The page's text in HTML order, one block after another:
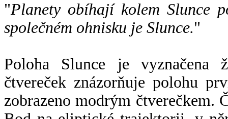
"Planety obíhají kolem Slunce
společném ohnisku je Slunce."
Poloha Slunce je vyznačena
čtvereček znázorňuje polohu
zobrazeno modrým čtverečkem.